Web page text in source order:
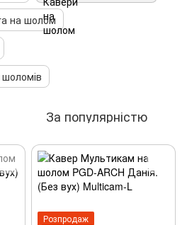
на шолом
За популярністю
Розпродаж